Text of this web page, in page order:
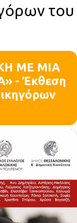
του
ΜΕ ΜΙΑ
- Έκθεση